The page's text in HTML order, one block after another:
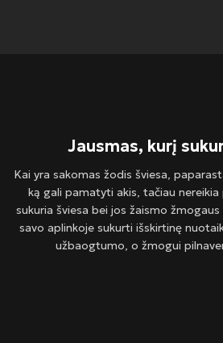
Jausmas, kurį
Kai yra sakomas žodis šviesa,
ką gali pamatyti akis, tačiau
sukuria šviesa bei jos žaismo
savo aplinkoje sukurti išskirtinę
užbaogtumo, o žmogui